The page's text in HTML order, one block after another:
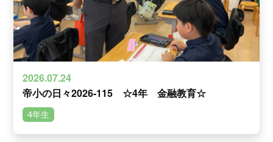
2026.07.24
帝小の日々2026-115 ☆4年 金融教育☆
4年生